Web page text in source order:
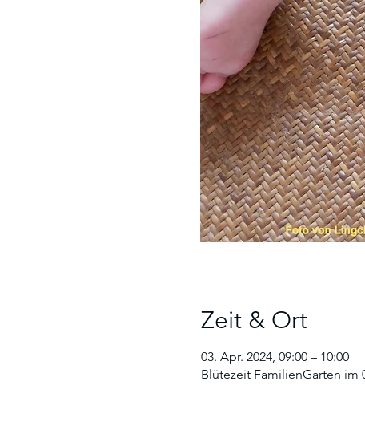
Zeit & Ort
03. Apr. 2024, 09:00 – 10:00
Blütezeit FamilienGarten im